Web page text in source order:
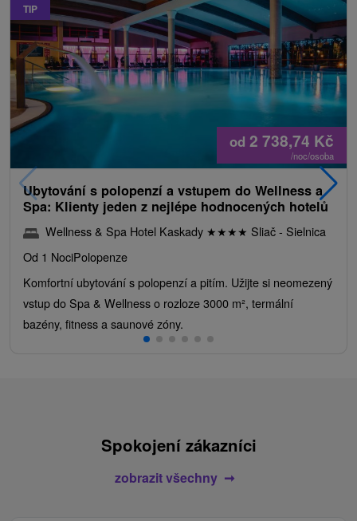
TIP
od 2 738,74 Kč
/noc/osoba
Ubytování s polopenzí a vstupem do Wellness a
Spa: Klienty jeden z nejlépe hodnocených hotelů
Wellness & Spa Hotel Kaskady ★★★★ Sliač - Sielnica
Od 1 NociPolopenze
Komfortní ubytování s polopenzí a pitím. Užijte si neomezený
vstup do Spa & Wellness o rozloze 3000 m², termální
bazény, fitness a saunové zóny.
Spokojení zákazníci
zobrazit všechny